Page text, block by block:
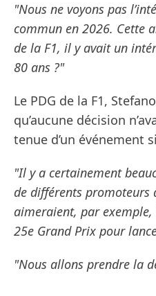
"Nous ne voyons pas
commun en 2026. Cette
de la F1, il y avait un
80 ans ?"
Le PDG de la F1,
qu’aucune décision
tenue d’un événement
"Il y a certainement
de différents promoteurs
aimeraient, par exemple,
25e Grand Prix pour
"Nous allons prendre la